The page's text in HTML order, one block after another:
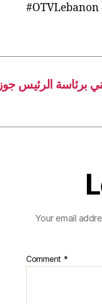
#OTVLebanon
برئاسة الرئيس
Your email
Comment *